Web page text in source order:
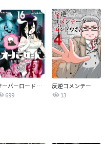
オーバーロード 不死者のOh!
699
反逆コメンテーターエンドウさん
13